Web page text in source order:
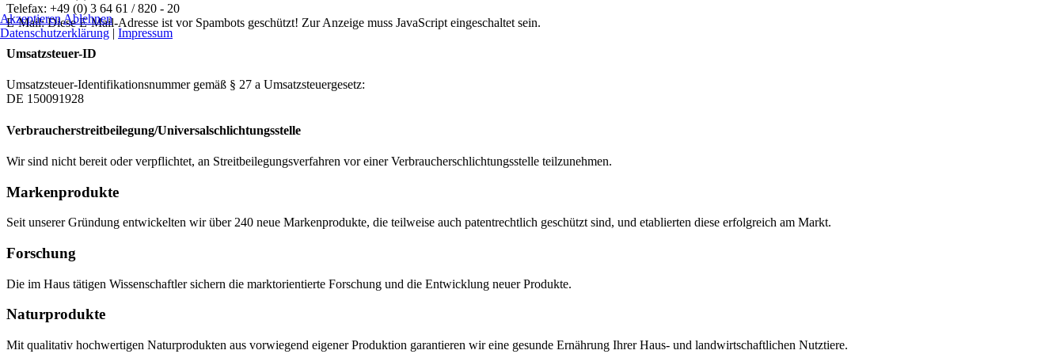
Telefax: +49 (0) 3 64 61 / 820 - 20
E-Mail:Diese E-Mail-Adresse ist vor Spambots geschützt! Zur Anzeige muss JavaScript eingeschaltet sein.
Umsatzsteuer-ID
Umsatzsteuer-Identifikationsnummer gemäß § 27 a Umsatzsteuergesetz:
DE 150091928
Verbraucher­streit­beilegung/Universal­schlichtungs­stelle
Wir sind nicht bereit oder verpflichtet, an Streitbeilegungsverfahren vor einer Verbraucherschlichtungsstelle teilzunehmen.
Markenprodukte
Seit unserer Gründung entwickelten wir über 240 neue Markenprodukte, die teilweise auch patentrechtlich geschützt sind, und etablierten diese erfolgreich am Markt.
Forschung
Die im Haus tätigen Wissenschaftler sichern die marktorientierte Forschung und die Entwicklung neuer Produkte.
Naturprodukte
Mit qualitativ hochwertigen Naturprodukten aus vorwiegend eigener Produktion garantieren wir eine gesunde Ernährung Ihrer Haus- und landwirtschaftlichen Nutztiere.
Akzeptieren Ablehnen
Datenschutzerklärung | Impressum